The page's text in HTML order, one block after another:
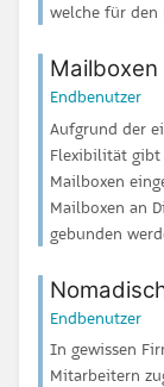
welche für den
Mailboxen
Endbenutzer
Aufgrund der
Flexibilität gibt
Mailboxen
Mailboxen an
gebunden
Endbenutzer
In gewissen
Mitarbeitern